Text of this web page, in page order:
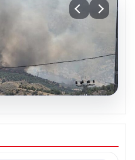
Orman Yangını: